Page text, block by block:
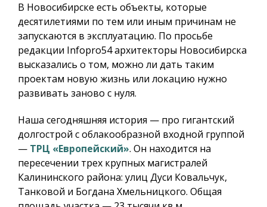
В Новосибирске есть объекты, которые
десятилетиями по тем или иным причинам не
запускаются в эксплуатацию. По просьбе
редакции Infopro54 архитекторы Новосибирска
высказались о том, можно ли дать таким
проектам новую жизнь или локацию нужно
развивать заново с нуля.
Наша сегодняшняя история — про гигантский
долгострой с облакообразной входной группой
— ТРЦ «Европейский». Он находится на
пересечении трех крупных магистралей
Калининского района: улиц Дуси Ковальчук,
Танковой и Богдана Хмельницкого. Общая